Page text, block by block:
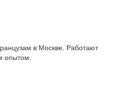
в Москве. Работают
опытом.